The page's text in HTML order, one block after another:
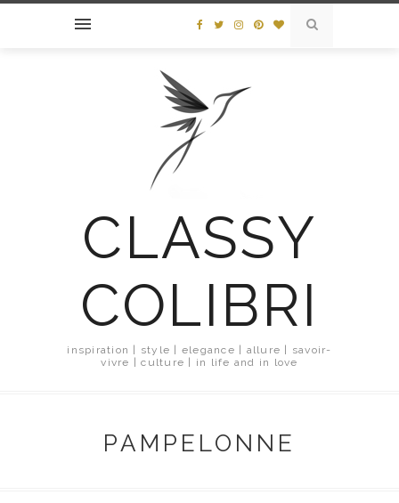
CLASSY
COLIBRI
inspiration | style | elegance | allure | savoir-
vivre | culture | in life and in love
PAMPELONNE